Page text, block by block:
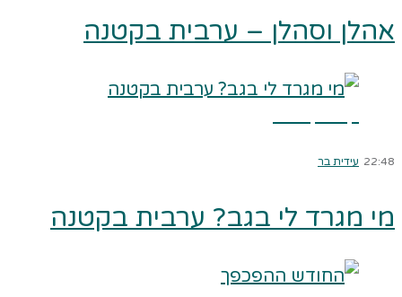
אהלן וסהלן – ערבית בקטנה
22:48 עידית בר
מי מגרד לי בגב? ערבית בקטנה